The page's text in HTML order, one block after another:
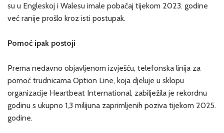
su u Engleskoj i Walesu imale pobačaj tijekom 2023. godine
već ranije prošlo kroz isti postupak.
Pomoć ipak postoji
Prema nedavno objavljenom izvješću, telefonska linija za
pomoć trudnicama Option Line, koja djeluje u sklopu
organizacije Heartbeat International, zabilježila je rekordnu
godinu s ukupno 1,3 milijuna zaprimljenih poziva tijekom 2025.
godine.